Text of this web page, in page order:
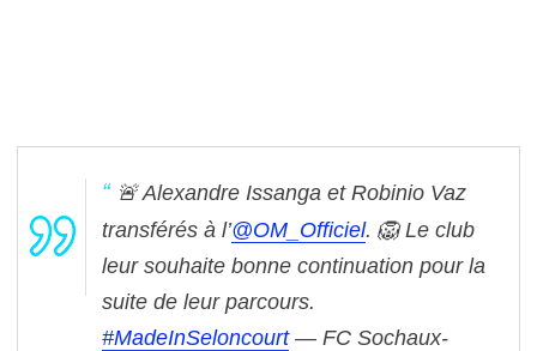
🚨 Alexandre Issanga et Robinio Vaz
transférés à l’@OM_Officiel. 🦁 Le club
leur souhaite bonne continuation pour la
suite de leur parcours.
#MadeInSeloncourt — FC Sochaux-